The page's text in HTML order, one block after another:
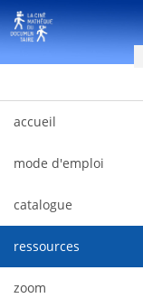
Pular para o conteúdo
accueil
mode d'emploi
catalogue
ressources
zoom